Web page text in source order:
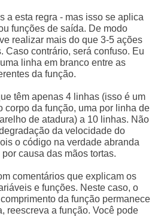
a esta regra - mas isso se aplica
funções de saída. De modo
realizar mais do que 3-5 ações
Caso contrário, será confuso. Eu
linha em branco entre as
da função.
têm apenas 4 linhas (isso é um
corpo da função, uma por linha de
de atadura) a 10 linhas. Não
da velocidade do
o código na verdade abranda
causa das mãos tortas.
comentários que explicam os
e funções. Neste caso, o
da função permanece
reescreva a função. Você pode